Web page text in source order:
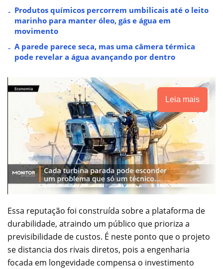
Produtos químicos percorrem umbilicais até o leito
marinho para manter óleo, gás e água em
movimento
A parede parece seca, mas uma câmera térmica
pode revelar a água avançando por dentro
Leia mais
Essa reputação foi construída sobre a plataforma de
durabilidade, atraindo um público que prioriza a
previsibilidade de custos. É neste ponto que o projeto
se distancia dos rivais diretos, pois a engenharia
focada em longevidade compensa o investimento